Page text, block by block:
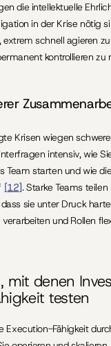
die intellektuelle
in der Krise nötig
schnell agieren
kontrollieren zu
Krisen wiegen
intensiv, wie
Team starten und wie
[12]. Starke Teams
sie unter Druck
und Rollen
mit denen
testen
Execution-Fähigkeit